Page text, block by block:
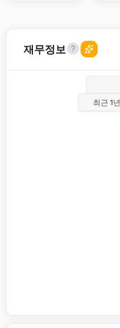
재무정보
최근 1년